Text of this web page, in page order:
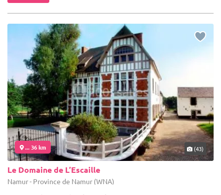
... 36 km (43)
Le Domaine de L’Escaille
Namur - Province de Namur (WNA)